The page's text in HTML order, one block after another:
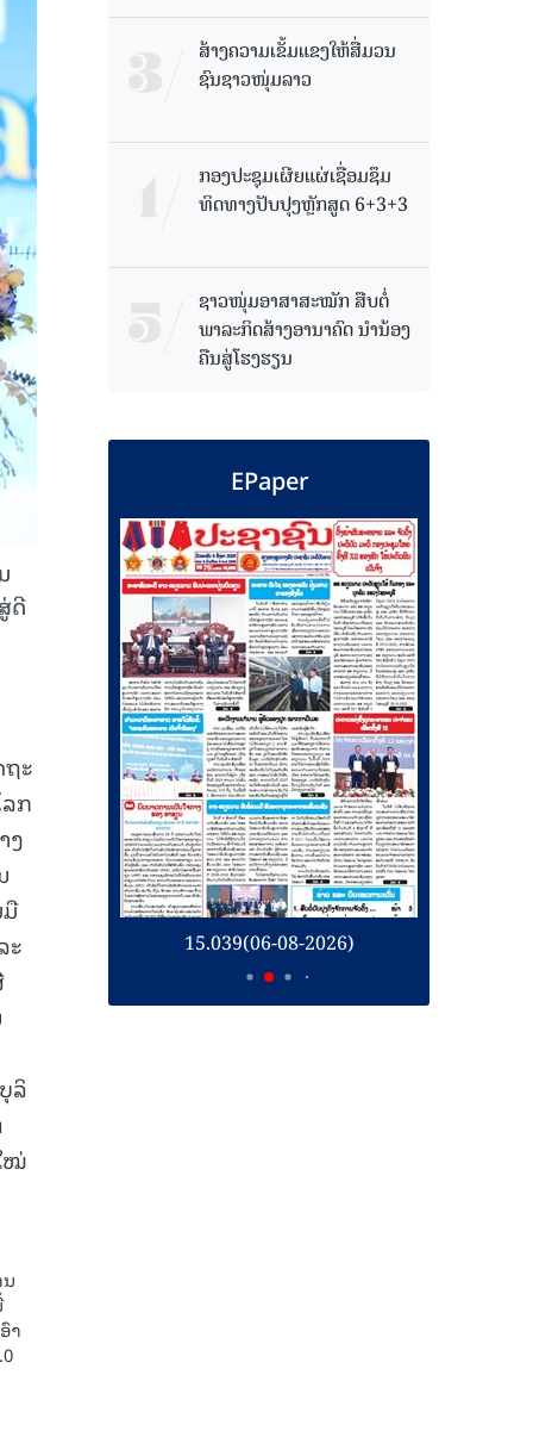
ດີ​
ະ
ກ
ງ
ະ
ລິ
ໝ່
າ
ສ້າງຄວາມເຂັ້ມແຂງໃຫ້ສື່ມວນ
ຊົນຊາວໜຸ່ມລາວ
ກອງປະຊຸມເຜີຍແຜ່ເຊື່ອມຊຶມ
ທິດທາງປັບປຸງຫຼັກສູດ 6+3+3
ຊາວໜຸ່ມອາສາສະໝັກ ສືບຕໍ່
ພາລະກິດສ້າງອານາຄົດ ນໍານ້ອງ
ຄືນສູ່ໂຮງຮຽນ
EPaper
15.039(06-08-2026)